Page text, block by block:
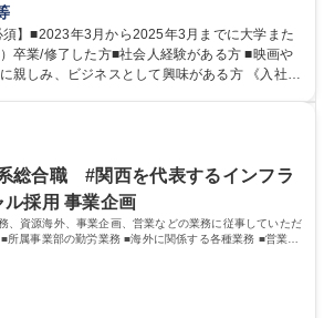
！ 総合職（プランナー/データ
（開発エンジニ ア/インフラエンジニアな
ナー/イラストレ ーターなど）等から、面接で
ポジションをご案内いたします。ゲームやエン
ープンポジショ
ーム/WEB面接
】■2023年3月から2025年3月までに大学また
卒業/修了した方■社会人経験がある方 ■映画や
み、ビジネスとして興味がある方 《入社実
総合職 #関西を代表するインフラ
採用 事業企画
、資源海外、事業企画、営業などの業務に従事していただ
所属事業部の勤労業務 ■海外に関係する各種業務 ■営業部